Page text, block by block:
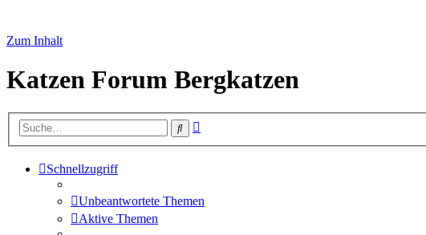
Zum Inhalt
Katzen Forum Bergkatzen
Suche
Schnellzugriff
Unbeantwortete Themen
Aktive Themen